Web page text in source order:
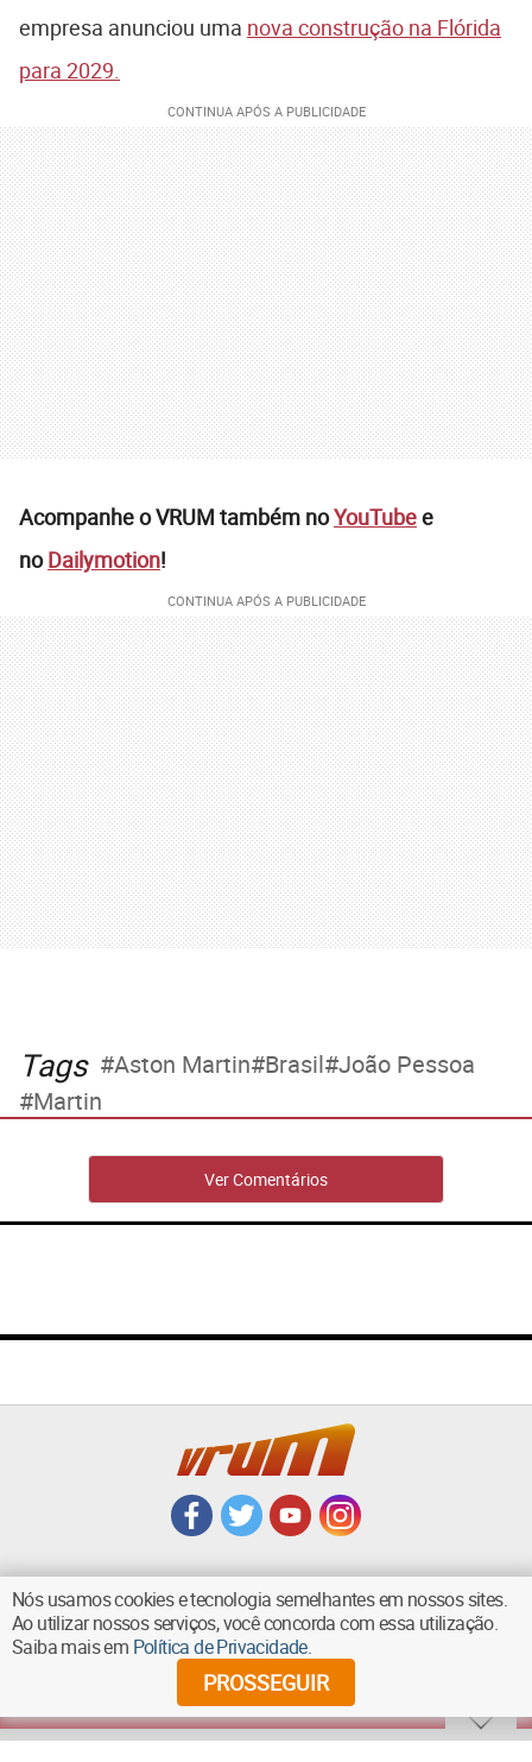
empresa anunciou uma nova construção na Flórida
para 2029.
Acompanhe o VRUM também noYouTubee
noDailymotion!
Tags Aston Martin Brasil João Pessoa
Martin
Ver Comentários
VOLTAR AO TOPO
Diários Associados - Todos os direitos reservados
Nós usamos cookies e tecnologia semelhantes em nossos sites.
Ao utilizar nossos serviços, você concorda com essa utilização.
Saiba mais em Política de Privacidade.
PROSSEGUIR